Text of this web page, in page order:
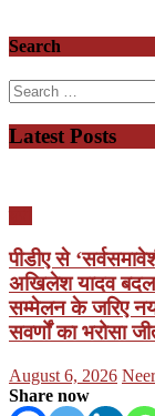
Search
Search
for:
Latest Posts
पीडीए से
अखिलेश यादव बदल
सम्मेलन के जरिए
सवर्णों का भरोसा
Posted
on
August 6, 2026
Share now